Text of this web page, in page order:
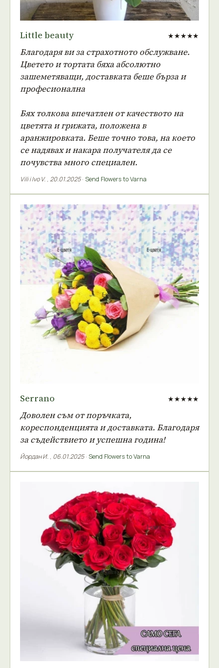
Little beauty ★★★★★
Благодаря ви за страхотното обслужване.
Цветето и тортата бяха абсолютно
зашеметяващи, доставката беше бърза и
професионална
Бях толкова впечатлен от качеството на
цветята и грижата, положена в
аранжировката. Беше точно това, на което
се надявах и накара получателя да се
почувства много специален.
Vili i Ivo V. , 20.01.2025· Send Flowers to Varna
Serrano ★★★★★
Доволен съм от поръчката,
кореспонденцията и доставката. Благодаря
за съдействието и успешна година!
Йордан И. , 06.01.2025· Send Flowers to Varna